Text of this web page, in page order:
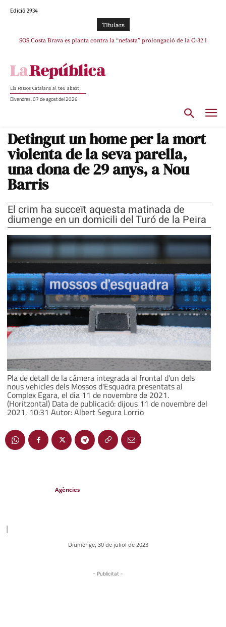
Edició 2934
TItulars
SOS Costa Brava es planta contra la “nefasta” prolongació de la C-32 i
Els Països Catalans al teu abast
Divendres, 07 de agost del 2026
Detingut un home per la mort
violenta de la seva parella,
una dona de 29 anys, a Nou
Barris
El crim ha succeït aquesta matinada de
diumenge en un domicili del Turó de la Peira
Pla de detall de la càmera integrada al frontal d'un dels
nous vehicles dels Mossos d'Esquadra presentats al
Complex Egara, el dia 11 de novembre de 2021.
(Horitzontal) Data de publicació: dijous 11 de novembre del
2021, 10:31 Autor: Albert Segura Lorrio
Agències
|
Diumenge, 30 de juliol de 2023
- Publicitat -